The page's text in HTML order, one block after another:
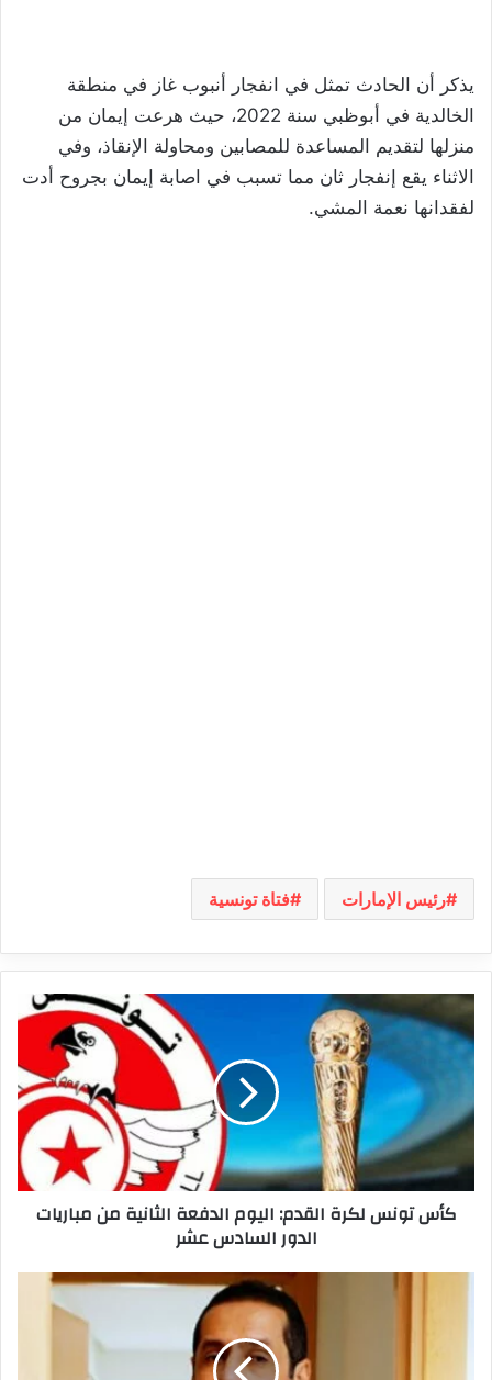
يذكر أن الحادث تمثل في انفجار أنبوب غاز في منطقة
الخالدية في أبوظبي سنة 2022، حيث هرعت إيمان من
منزلها لتقديم المساعدة للمصابين ومحاولة الإنقاذ، وفي
الاثناء يقع إنفجار ثان مما تسبب في اصابة إيمان بجروح أدت
لفقدانها نعمة المشي.
رئيس الإمارات فتاة تونسية
كأس
تونس
لكرة
القدم:
الدفعة
الثانية
من
مباريات
الدوركأس تونس لكرة القدم: اليوم الدفعة الثانية من مباريات
الدور السادس عشر